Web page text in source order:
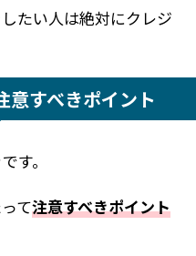
たい人は絶対にクレジ
意すべきポイント
す。
て注意すべきポイント